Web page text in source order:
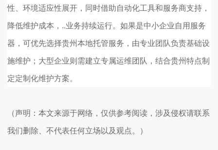
性、环境适应性展开，同时借助自动化工具和服务商支持，
降低维护成本，..业务持续运行。如果是中小企业自用服务
器，可优先选择贵州本地托管服务，由专业团队负责基础设
施维护；大型企业则需建立专属运维团队，结合贵州特点制
定定制化维护方案。
（声明：本文来源于网络，仅供参考阅读，涉及侵权请联系
我们删除、不代表任何立场以及观点。）